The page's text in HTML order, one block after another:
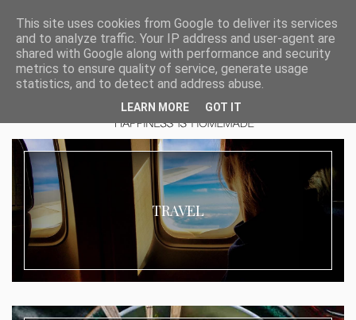
TRAVEL
This site uses cookies from Google to deliver its services
and to analyze traffic. Your IP address and user-agent are
shared with Google along with performance and security
metrics to ensure quality of service, generate usage
statistics, and to detect and address abuse.
LEARN MORE GOT IT